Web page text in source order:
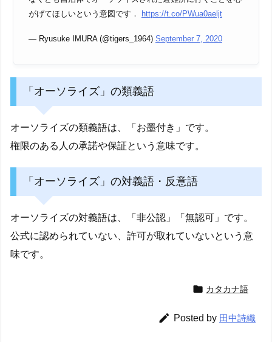
がげてほしいという意図です．
https://t.co/PWua0aeljt
— Ryusuke IMURA (@tigers_1964) September 7, 2020
「オーソライズ」の類義語
オーソライズの類義語は、「お墨付き」です。
権限のある人の承諾や保証という意味です。
「オーソライズ」の対義語・反意語
オーソライズの対義語は、「非公認」「無認可」です。
公式に認められていない、許可が取れていないという意
味です。
 カタカナ語
 Posted by 田中詩織